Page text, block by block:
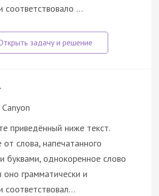
соответствовало …
приведённый ниже текст.
от слова, напечатанного
буквами, однокоренное слово
оно грамматически и
соответствовал…